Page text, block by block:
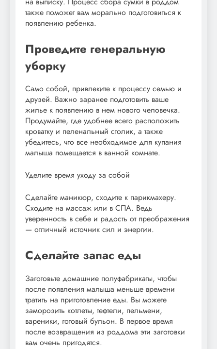
также поможет вам морально подготовиться к
появлению ребенка.
Проведите генеральную
уборку
Само собой, привлеките к процессу семью и
друзей. Важно заранее подготовить ваше
жилье к появлению в нем нового человечка.
Продумайте, где удобнее всего расположить
кроватку и пеленальный столик, а также
убедитесь, что все необходимое для купания
малыша помещается в ванной комнате.
Уделите время уходу за собой
Сделайте маникюр, сходите к парикмахеру.
Сходите на массаж или в СПА. Ведь
уверенность в себе и радость от преображения
— отличный источник сил и энергии.
Сделайте запас еды
Заготовьте домашние полуфабрикаты, чтобы
после появления малыша меньше времени
тратить на приготовление еды. Вы можете
заморозить котлеты, тефтели, пельмени,
вареники, готовый бульон. В первое время
после возвращения из роддома эти заготовки
вам очень пригодятся.